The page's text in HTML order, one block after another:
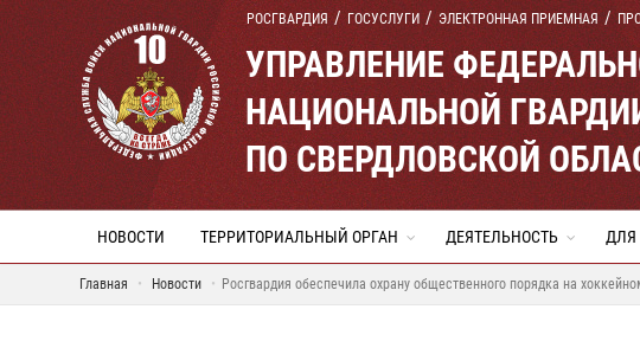
РОСГВАРДИЯ ГОСУСЛУГИ ЭЛЕКТРОННАЯ ПРИЕМНАЯ
УПРАВЛЕНИЕ
НАЦИОНАЛЬНОЙ
ПО СВЕРДЛОВСКОЙ
НОВОСТИ ТЕРРИТОРИАЛЬНЫЙ ОРГАН ДЕЯТЕЛЬНОСТЬ ДЛЯ
Главная Новости Росгвардия обеспечила охрану общественного порядка на